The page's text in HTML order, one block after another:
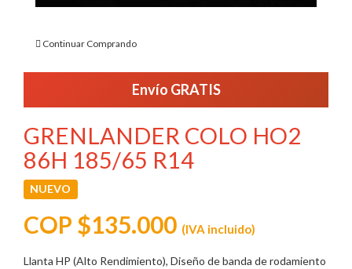
Continuar Comprando
Envío GRATIS
GRENLANDER COLO HO2
86H 185/65 R14
NUEVO
COP $135.000 (IVA incluido)
Llanta HP (Alto Rendimiento), Diseño de banda de rodamiento